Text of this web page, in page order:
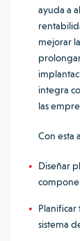
ayuda a
mejorar
integra
las
Con esta
Diseñar
Planificar
sistema